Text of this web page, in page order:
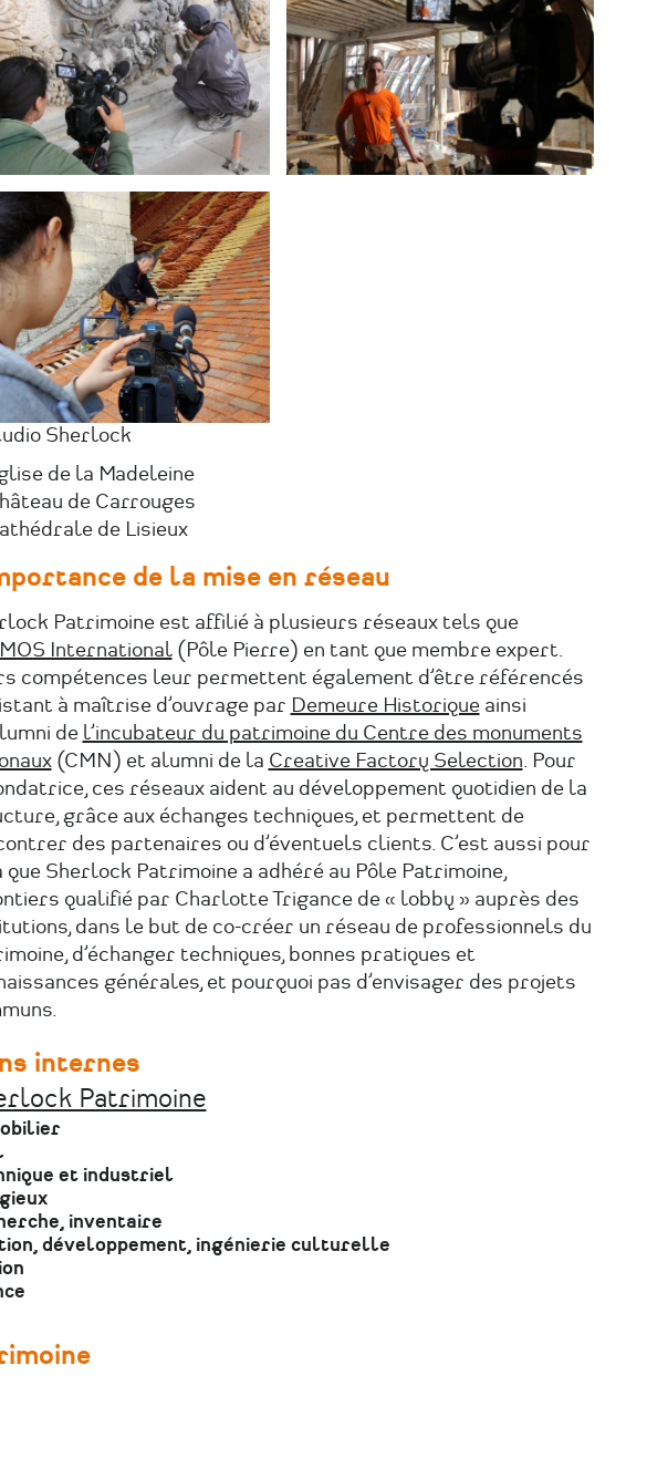
Sherlock
de la Madeleine
de Carrouges
de Lisieux
de la mise en réseau
Patrimoine est affilié à plusieurs réseaux tels que
International(Pôle Pierre) en tant que membre expert.
compétences leur permettent également d’être référencés
à maîtrise d’ouvrage par Demeure Historiqueainsi
de l’incubateur du patrimoine du Centre des monuments
(CMN) et alumni de la Creative Factory Selection. Pour
ces réseaux aident au développement quotidien de la
grâce aux échanges techniques, et permettent de
des partenaires ou d’éventuels clients. C’est aussi pour
que Sherlock Patrimoine a adhéré au Pôle Patrimoine,
qualifié par Charlotte Trigance de « lobby » auprès des
dans le but de co-créer un réseau de professionnels du
d’échanger techniques, bonnes pratiques et
générales, et pourquoi pas d’envisager des projets
internes
Patrimoine
et industriel
inventaire
développement, ingénierie culturelle